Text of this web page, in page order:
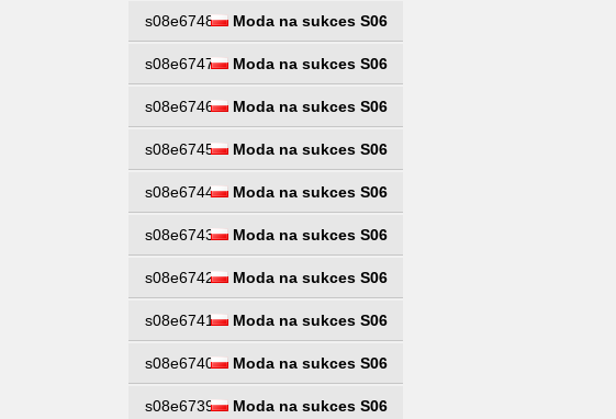
s08e6748 Moda na sukces S06
s08e6747 Moda na sukces S06
s08e6746 Moda na sukces S06
s08e6745 Moda na sukces S06
s08e6744 Moda na sukces S06
s08e6743 Moda na sukces S06
s08e6742 Moda na sukces S06
s08e6741 Moda na sukces S06
s08e6740 Moda na sukces S06
s08e6739 Moda na sukces S06